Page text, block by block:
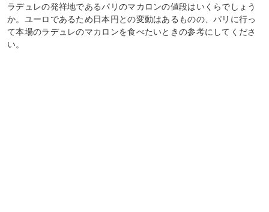
ラデュレの発祥地であるパリのマカロンの値段はいくらでしょう
か。ユーロであるため日本円との変動はあるものの、パリに行っ
て本場のラデュレのマカロンを食べたいときの参考にしてくださ
い。